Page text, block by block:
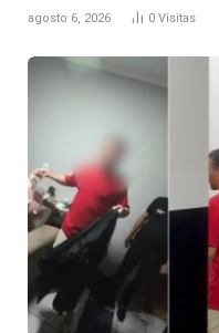
agosto 6, 2026 0 Visitas